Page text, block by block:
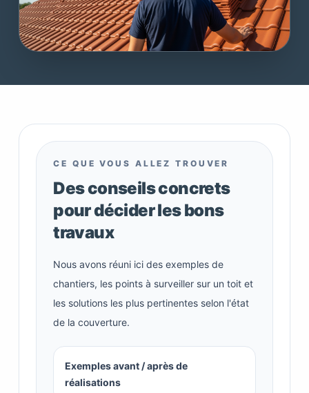
CE QUE VOUS ALLEZ TROUVER
Des conseils concrets
pour décider les bons
travaux
Nous avons réuni ici des exemples de
chantiers, les points à surveiller sur un toit et
les solutions les plus pertinentes selon l'état
de la couverture.
Exemples avant / après de
réalisations